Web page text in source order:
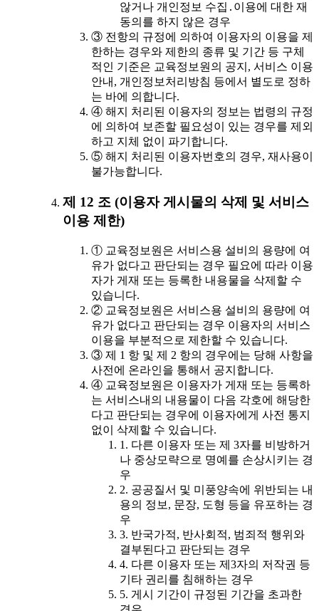
않거나 개인정보 수집․이용에 대한 재
동의를 하지 않은 경우
③ 전항의 규정에 의하여 이용자의 이용을 제
한하는 경우와 제한의 종류 및 기간 등 구체
적인 기준은 교육정보원의 공지, 서비스 이용
안내, 개인정보처리방침 등에서 별도로 정하
는 바에 의합니다.
④ 해지 처리된 이용자의 정보는 법령의 규정
에 의하여 보존할 필요성이 있는 경우를 제외
하고 지체 없이 파기합니다.
⑤ 해지 처리된 이용자번호의 경우, 재사용이
불가능합니다.
제 12 조 (이용자 게시물의 삭제 및 서비스
이용 제한)
① 교육정보원은 서비스용 설비의 용량에 여
유가 없다고 판단되는 경우 필요에 따라 이용
자가 게재 또는 등록한 내용물을 삭제할 수
있습니다.
② 교육정보원은 서비스용 설비의 용량에 여
유가 없다고 판단되는 경우 이용자의 서비스
이용을 부분적으로 제한할 수 있습니다.
③ 제 1 항 및 제 2 항의 경우에는 당해 사항을
사전에 온라인을 통해서 공지합니다.
④ 교육정보원은 이용자가 게재 또는 등록하
는 서비스내의 내용물이 다음 각호에 해당한
다고 판단되는 경우에 이용자에게 사전 통지
없이 삭제할 수 있습니다.
1. 다른 이용자 또는 제 3자를 비방하거
나 중상모략으로 명예를 손상시키는 경
우
2. 공공질서 및 미풍양속에 위반되는 내
용의 정보, 문장, 도형 등을 유포하는 경
우
3. 반국가적, 반사회적, 범죄적 행위와
결부된다고 판단되는 경우
4. 다른 이용자 또는 제3자의 저작권 등
기타 권리를 침해하는 경우
5. 게시 기간이 규정된 기간을 초과한